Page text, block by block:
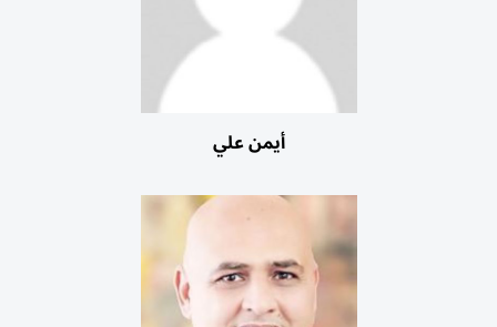
أيمن علي